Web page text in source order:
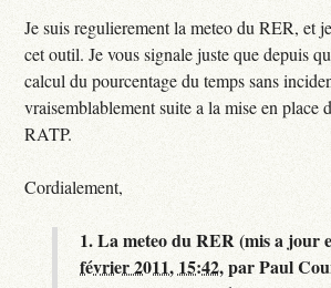
Je suis regulierement la meteo du RER, et
cet outil. Je vous signale juste que depuis
calcul du pourcentage du temps sans
vraisemblablement suite a la mise en place
RATP.
Cordialement,
1.La meteo du RER (mis a jour
février 2011, 15:42,parPaul